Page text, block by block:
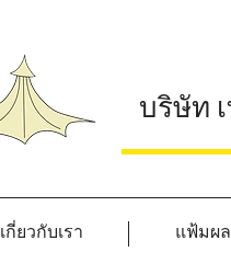
บริษัท
เกี่ยวกับเรา แฟ้มผ